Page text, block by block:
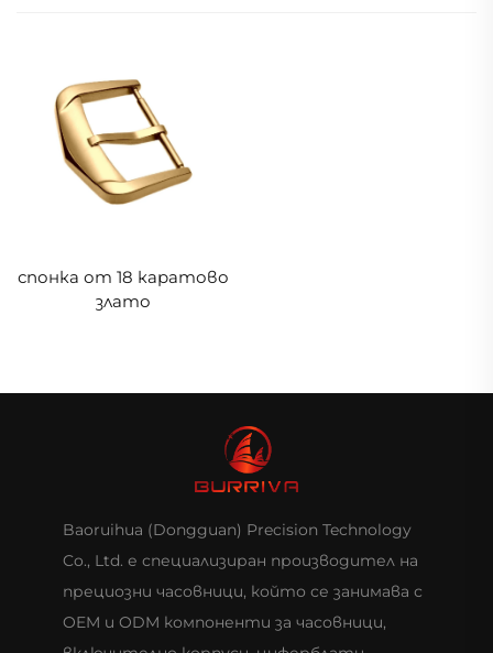
спонка от 18 каратово
злато
Baoruihua (Dongguan) Precision Technology
Co., Ltd. е специализиран производител на
прециозни часовници, който се занимава с
OEM и ODM компоненти за часовници,